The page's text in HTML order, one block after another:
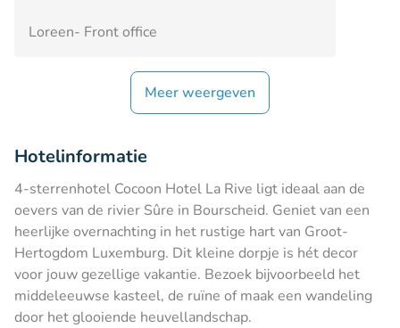
Loreen- Front office
Meer weergeven
Hotelinformatie
4-sterrenhotel Cocoon Hotel La Rive ligt ideaal aan de
oevers van de rivier Sûre in Bourscheid. Geniet van een
heerlijke overnachting in het rustige hart van Groot-
Hertogdom Luxemburg. Dit kleine dorpje is hét decor
voor jouw gezellige vakantie. Bezoek bijvoorbeeld het
middeleeuwse kasteel, de ruïne of maak een wandeling
door het glooiende heuvellandschap.